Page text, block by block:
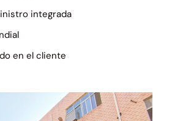
integrada
en el cliente